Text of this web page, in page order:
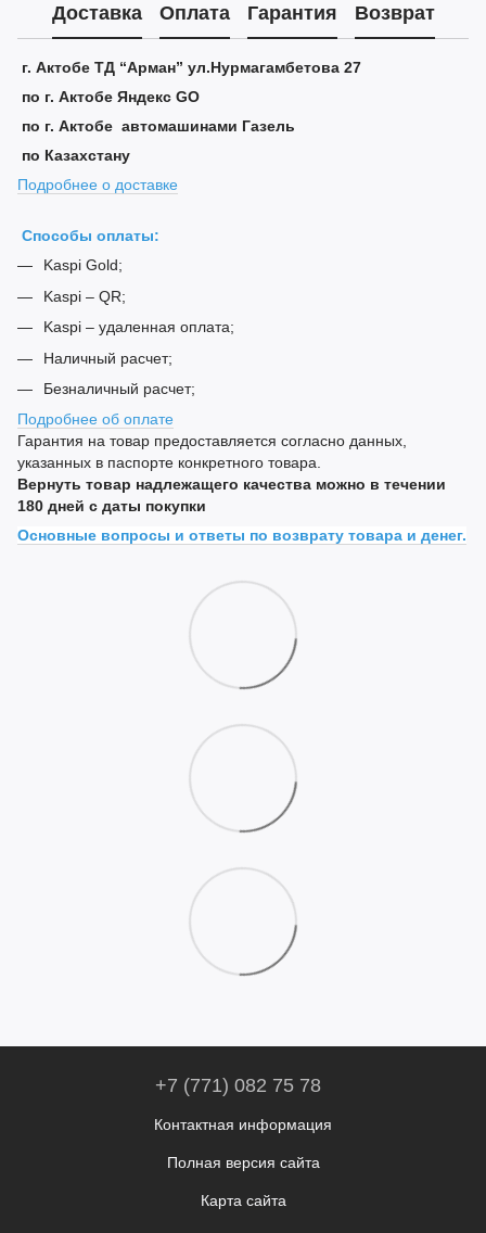
Доставка Оплата Гарантия Возврат
г. Актобе ТД “Арман” ул.Нурмагамбетова 27
по г. Актобе Яндекс GO
по г. Актобе автомашинами Газель
по Казахстану
Подробнее о доставке
Способы оплаты:
Kaspi Gold;
Kaspi – QR;
Kaspi – удаленная оплата;
Наличный расчет;
Безналичный расчет;
Подробнее об оплате
Гарантия на товар предоставляется согласно данных,
указанных в паспорте конкретного товара.
Вернуть товар надлежащего качества можно в течении
180 дней с даты покупки
Основные вопросы и ответы по возврату товара и денег.
+7 (771) 082 75 78
Контактная информация
Полная версия сайта
Карта сайта